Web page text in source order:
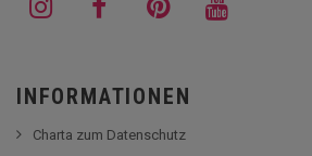
INFORMATIONEN
Charta zum Datenschutz